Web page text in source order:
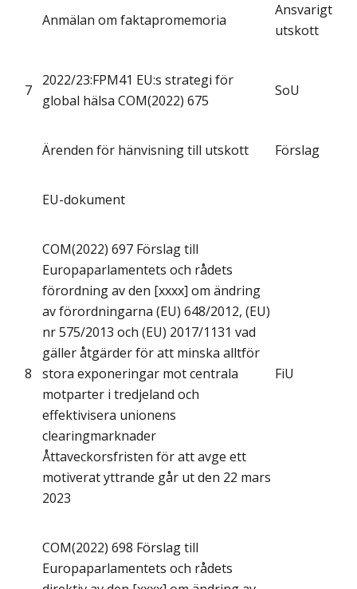
Anmälan om faktapromemoria
Ansvarigt
utskott
7
2022/23:FPM41 EU:s strategi för
global hälsa COM(2022) 675
SoU
Ärenden för hänvisning till utskott Förslag
EU-dokument
8
COM(2022) 697 Förslag till
Europaparlamentets och rådets
förordning av den [xxxx] om ändring
av förordningarna (EU) 648/2012, (EU)
nr 575/2013 och (EU) 2017/1131 vad
gäller åtgärder för att minska alltför
stora exponeringar mot centrala
motparter i tredjeland och
effektivisera unionens
clearingmarknader
Åttaveckorsfristen för att avge ett
motiverat yttrande går ut den 22 mars
2023
FiU
COM(2022) 698 Förslag till
Europaparlamentets och rådets